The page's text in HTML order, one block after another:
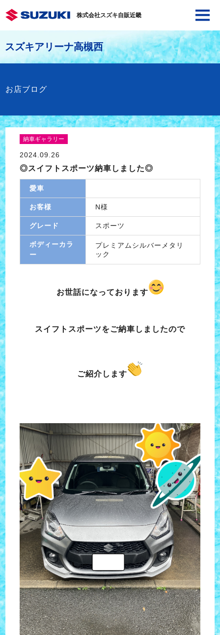
株式会社スズキ自販近畿
スズキアリーナ高槻西
お店ブログ
納車ギャラリー
2024.09.26
◎スイフトスポーツ納車しました◎
愛車
お客様 N様
グレード スポーツ
ボディーカラ
ー
プレミアムシルバーメタリ
ック
お世話になっております
スイフトスポーツをご納車しましたので
ご紹介します